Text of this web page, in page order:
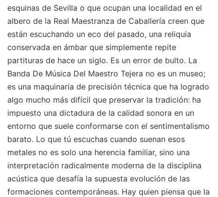
esquinas de Sevilla o que ocupan una localidad en el
albero de la Real Maestranza de Caballería creen que
están escuchando un eco del pasado, una reliquia
conservada en ámbar que simplemente repite
partituras de hace un siglo. Es un error de bulto. La
Banda De Música Del Maestro Tejera no es un museo;
es una maquinaria de precisión técnica que ha logrado
algo mucho más difícil que preservar la tradición: ha
impuesto una dictadura de la calidad sonora en un
entorno que suele conformarse con el sentimentalismo
barato. Lo que tú escuchas cuando suenan esos
metales no es solo una herencia familiar, sino una
interpretación radicalmente moderna de la disciplina
acústica que desafía la supuesta evolución de las
formaciones contemporáneas. Hay quien piensa que la